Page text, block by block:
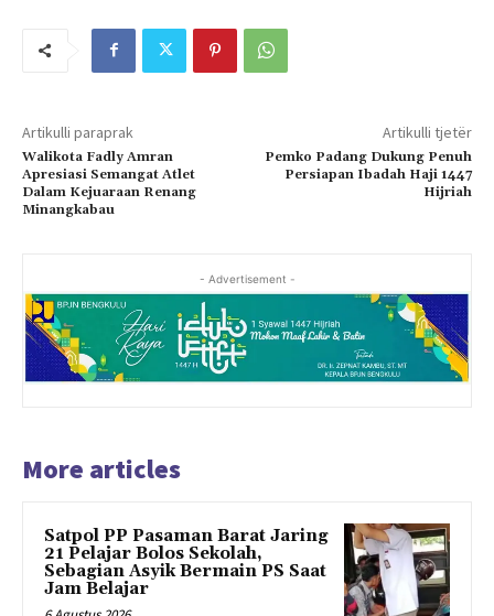
Artikulli paraprak
Walikota Fadly Amran
Apresiasi Semangat Atlet
Dalam Kejuaraan Renang
Minangkabau
Artikulli tjetër
Pemko Padang Dukung Penuh
Persiapan Ibadah Haji 1447
Hijriah
- Advertisement -
More articles
Satpol PP Pasaman Barat Jaring
21 Pelajar Bolos Sekolah,
Sebagian Asyik Bermain PS Saat
Jam Belajar